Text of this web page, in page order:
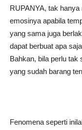
RUPANYA, tak
emosinya apabila
yang sama juga
dapat berbuat apa
Bahkan, bila perlu tak
yang sudah barang
Fenomena seperti